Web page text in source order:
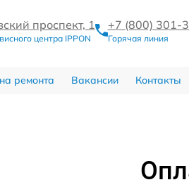
проспект, 1
центра IPPON
+7 (800) 301-
Горячая линия
ремонта Вакансии Контакты